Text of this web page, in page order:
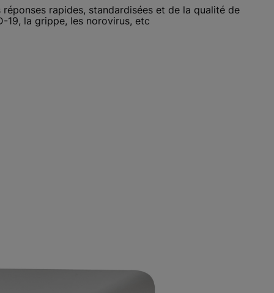
rapides, standardisées et de la qualité de
19, la grippe, les norovirus, etc